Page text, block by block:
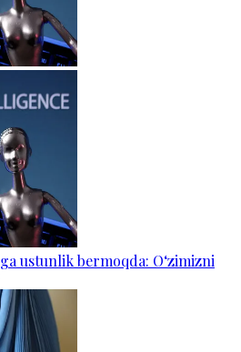
ustunlik bermoqda: O‘zimizni